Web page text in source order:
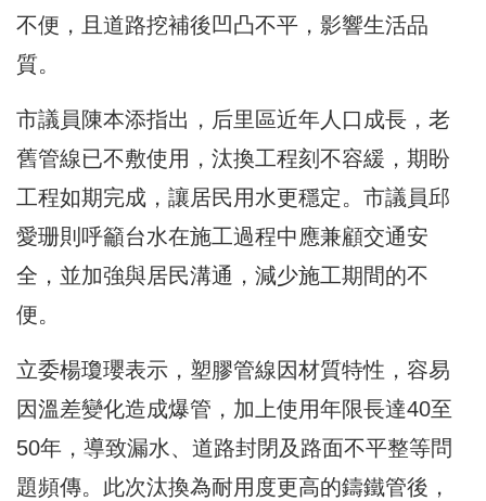
不便，且道路挖補後凹凸不平，影響生活品
質。
市議員陳本添指出，后里區近年人口成長，老
舊管線已不敷使用，汰換工程刻不容緩，期盼
工程如期完成，讓居民用水更穩定。市議員邱
愛珊則呼籲台水在施工過程中應兼顧交通安
全，並加強與居民溝通，減少施工期間的不
便。
立委楊瓊瓔表示，塑膠管線因材質特性，容易
因溫差變化造成爆管，加上使用年限長達40至
50年，導致漏水、道路封閉及路面不平整等問
題頻傳。此次汰換為耐用度更高的鑄鐵管後，